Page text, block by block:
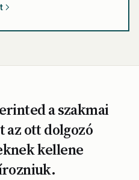
a szakmai
az ott dolgozó
kellene